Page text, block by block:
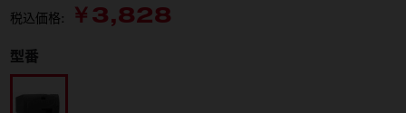
税込価格: ￥3,828
型番